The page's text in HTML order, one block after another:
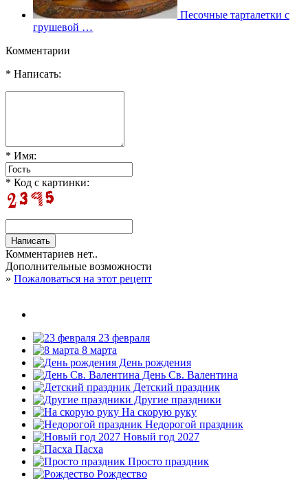
Песочные тарталетки с
грушевой …
Комментарии
* Написать:
* Имя:
* Код с картинки:
Комментариев нет..
Дополнительные возможности
» Пожаловаться на этот рецепт
23 февраля
8 марта
День рождения
День Св. Валентина
Детский праздник
Другие праздники
На скорую руку
Недорогой праздник
Новый год 2027
Пасха
Просто праздник
Рождество